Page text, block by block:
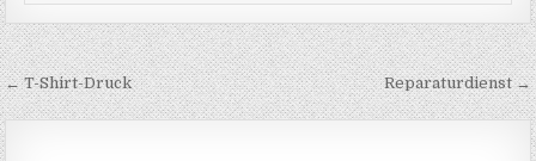
Beitragsnavigation
← T-Shirt-Druck Reparaturdienst →